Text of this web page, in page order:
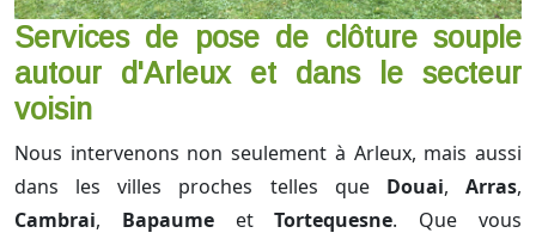
Services de pose de clôture souple
autour d'Arleux et dans le secteur
voisin
Nous intervenons non seulement à Arleux, mais aussi
dans les villes proches telles que Douai,Arras,
Cambrai, BapaumeetTortequesne. Que vous